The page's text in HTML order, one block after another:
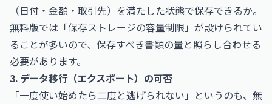
（日付・金額・取引先）を満たした状態で保存できるか。
無料版では「保存ストレージの容量制限」が設けられてい
ることが多いので、保存すべき書類の量と照らし合わせる
必要があります。
3. データ移行（エクスポート）の可否
「一度使い始めたら二度と逃げられない」というのも、無